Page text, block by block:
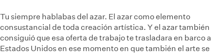
Tu siempre hablabas del azar. El azar como elemento
consustancial de toda creación artística. Y el azar también
consiguió que esa oferta de trabajo te trasladara en barco a
Estados Unidos en ese momento en que también el arte se